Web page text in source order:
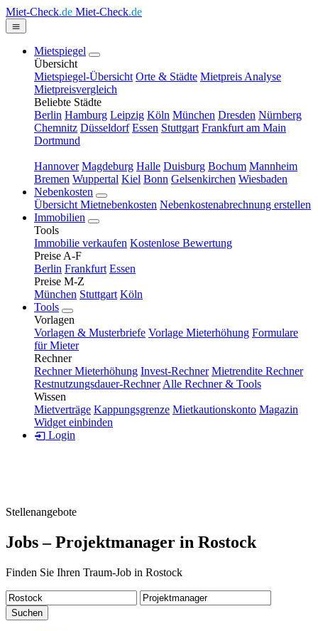
Miet-Check.de Miet-Check.de
Mietspiegel
Übersicht
Mietspiegel-Übersicht Orte & Städte Mietpreis Analyse
Mietpreisvergleich
Beliebte Städte
Berlin Hamburg Leipzig Köln München Dresden Nürnberg
Chemnitz Düsseldorf Essen Stuttgart Frankfurt am Main
Dortmund
Hannover Magdeburg Halle Duisburg Bochum Mannheim
Bremen Wuppertal Kiel Bonn Gelsenkirchen Wiesbaden
Nebenkosten
Übersicht Mietnebenkosten Nebenkostenabrechnung erstellen
Immobilien
Tools
Immobilie verkaufen Kostenlose Bewertung
Preise A-F
Berlin Frankfurt Essen
Preise M-Z
München Stuttgart Köln
Tools
Vorlagen
Vorlagen & Musterbriefe Vorlage Mieterhöhung Formulare
für Mieter
Rechner
Rechner Mieterhöhung Invest-Rechner Mietrendite Rechner
Restnutzungsdauer-Rechner Alle Rechner & Tools
Wissen
Mietverträge Kappungsgrenze Mietkautionskonto Magazin
Widget einbinden
Login
Stellenangebote
Jobs – Projektmanager in Rostock
Finden Sie Ihren Traum-Job in Rostock
Suchen